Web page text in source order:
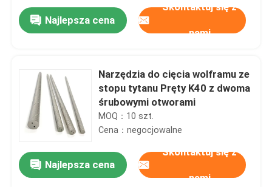
Najlepsza cena
Skontaktuj się z
nami
Narzędzia do cięcia wolframu ze
stopu tytanu Pręty K40 z dwoma
śrubowymi otworami
MOQ：10 szt.
Cena：negocjowalne
Najlepsza cena
Skontaktuj się z
nami